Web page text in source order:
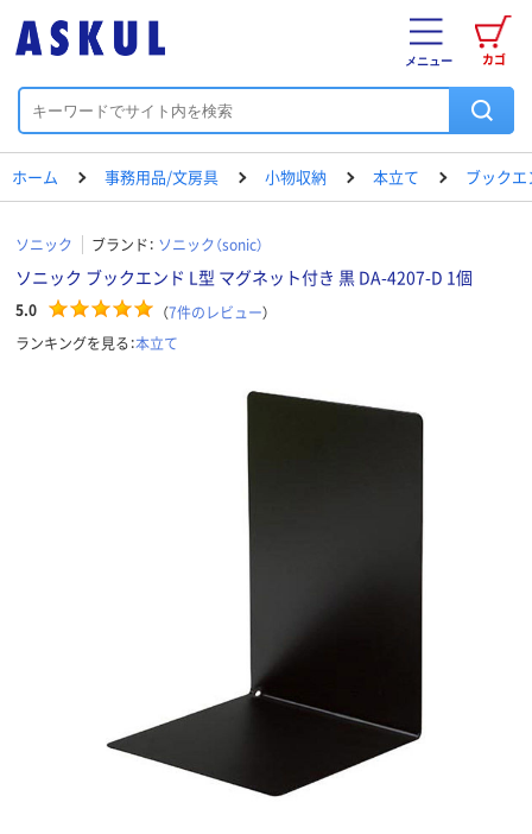
カゴ
メニュー
ホーム 事務用品/文房具 小物収納 本立て ブックエ
ソニック ブランド： ソニック（sonic）
ソニック ブックエンド L型 マグネット付き 黒 DA-4207-D 1個
5.0 （7件のレビュー）
ランキングを見る：本立て